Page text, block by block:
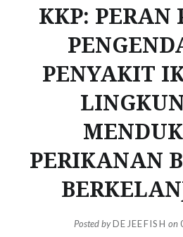
KKP: PERAN
PENYAKIT
PERIKANAN
Posted byDEJEEFISH on